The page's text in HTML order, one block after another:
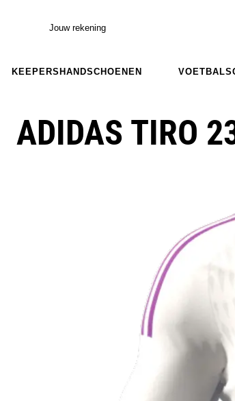
Jouw rekening
KEEPERSHANDSCHOENEN
ADIDAS TIRO